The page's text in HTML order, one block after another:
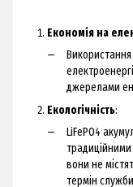
Економія на
джерелами
Екологічність:
LiFePO4
вони не
термін